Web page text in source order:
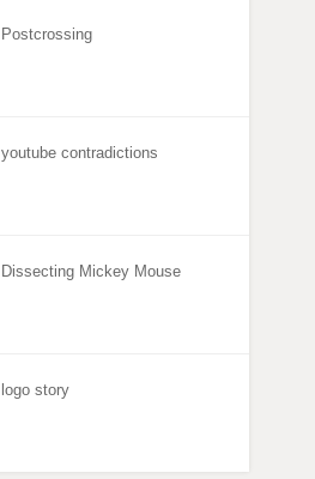
Postcrossing
youtube contradictions
Dissecting Mickey Mouse
logo story